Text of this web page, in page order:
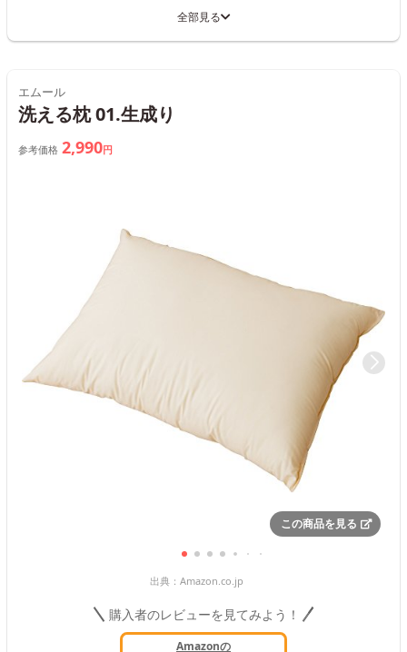
全部見る
エムール
洗える枕 01.生成り
参考価格 2,990円
この商品を見る
出典： Amazon.co.jp
購入者のレビューを見てみよう！
Amazonの